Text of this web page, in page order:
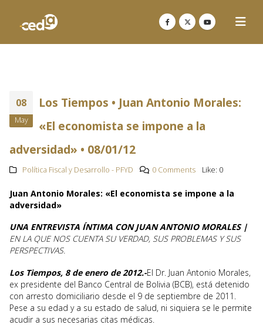
08
May
Los Tiempos • Juan Antonio Morales:
«El economista se impone a la
adversidad» • 08/01/12
Política Fiscal y Desarrollo - PFYD 0 Comments Like: 0
Juan Antonio Morales: «El economista se impone a la
adversidad»
UNA ENTREVISTA ÍNTIMA CON JUAN ANTONIO MORALES |
EN LA QUE NOS CUENTA SU VERDAD, SUS PROBLEMAS Y SUS
PERSPECTIVAS.
Los Tiempos, 8 de enero de 2012.-El Dr. Juan Antonio Morales,
ex presidente del Banco Central de Bolivia (BCB), está detenido
con arresto domiciliario desde el 9 de septiembre de 2011.
Pese a su edad y a su estado de salud, ni siquiera se le permite
acudir a sus necesarias citas médicas.